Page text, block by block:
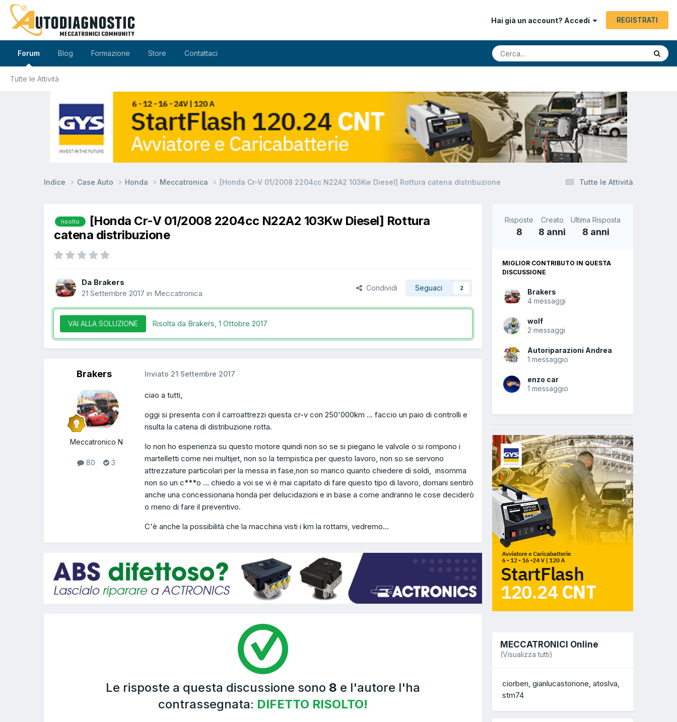
Hai già un account? Accedi REGISTRATI
Forum
Tutte le Attività
Blog Formazione Store Contattaci
Tutte le Attività
Indice Case Auto Honda Meccatronica [Honda Cr-V 01/2008 2204cc N22A2 103Kw Diesel] Rottura catena distribuzione
risolto
[Honda Cr-V 01/2008 2204cc N22A2 103Kw Diesel] Rottura
catena distribuzione
Da Brakers
21 Settembre 2017 in Meccatronica
Condividi Seguaci 2
VAI ALLA SOLUZIONE Risolta da Brakers, 1 Ottobre 2017
Brakers
Meccatronico N
80 3
Inviato 21 Settembre 2017
ciao a tutti,
oggi si presenta con il carroattrezzi questa cr-v con 250'000km ... faccio un paio di controlli e
risulta la catena di distribuzione rotta.
Io non ho esperienza su questo motore quindi non so se si piegano le valvole o si rompono i
martelletti come nei multijet, non so la tempistica per questo lavoro, non so se servono
attrezzature particolari per la messa in fase,non so manco quanto chiedere di soldi, insomma
non so un c***o ... chiedo a voi se vi è mai capitato di fare questo tipo di lavoro, domani sentirò
anche una concessionaria honda per delucidazioni e in base a come andranno le cose deciderò
o meno di fare il preventivo.
C'è anche la possibilità che la macchina visti i km la rottami, vedremo...
Le risposte a questa discussione sono 8 e l'autore l'ha
contrassegnata: DIFETTO RISOLTO!
Risposte
8
Creato
8 anni
Ultima Risposta
8 anni
MIGLIOR CONTRIBUTO IN QUESTA
DISCUSSIONE
Brakers
4 messaggi
wolf
2 messaggi
Autoriparazioni Andrea
1 messaggio
enzo car
1 messaggio
MECCATRONICI Online
(Visualizza tutti)
ciorben gianlucastorione atoslva
stm74